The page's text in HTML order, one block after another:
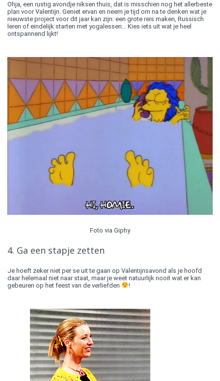
Ohja, een rustig avondje niksen thuis, dat is misschien nog het allerbeste
plan voor Valentijn. Geniet ervan en neem je tijd om na te denken wat je
nieuwste project voor dit jaar kan zijn: een grote reis maken, Russisch
leren of eindelijk starten met yogalessen… Kies iets uit wat je heel
ontspannend lijkt!
Foto via Giphy
4. Ga een stapje zetten
Je hoeft zeker niet per se uit te gaan op Valentijnsavond als je hoofd
daar helemaal niet naar staat, maar je weet natuurlijk nooit wat er kan
gebeuren op het feest van de verliefden
!